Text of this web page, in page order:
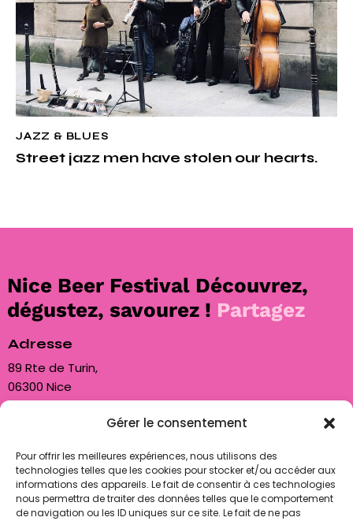
Gérer le consentement
Pour offrir les meilleures expériences, nous utilisons des
technologies telles que les cookies pour stocker et/ou accéder aux
informations des appareils. Le fait de consentir à ces technologies
nous permettra de traiter des données telles que le comportement
de navigation ou les ID uniques sur ce site. Le fait de ne pas
JAZZ & BLUES
Street jazz men have stolen our hearts.
Nice Beer Festival Découvrez,
dégustez, savourez ! Partagez
Adresse
89 Rte de Turin,
06300 Nice
Nous contacter
contact@biam06.fr
+33 7 50 85 80 89
Nous suivre